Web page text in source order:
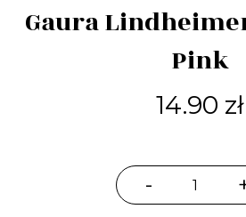
Gaura
Pink
14.90 zł
-
ilość